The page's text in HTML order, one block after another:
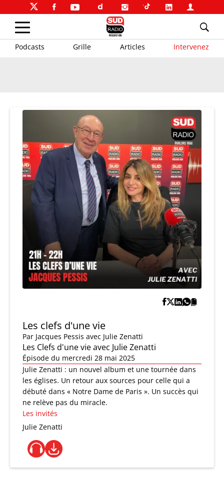
Podcasts Grille Articles Intervenez
Les clefs d'une vie
Par Jacques Pessis avec Julie Zenatti
Les Clefs d'une vie avec Julie Zenatti
Épisode du mercredi 28 mai 2025
Julie Zenatti : un nouvel album et une tournée dans
les églises. Un retour aux sources pour celle qui a
débuté dans « Notre Dame de Paris ». Un succès qui
ne relève pas du miracle.
Les invités
Julie Zenatti